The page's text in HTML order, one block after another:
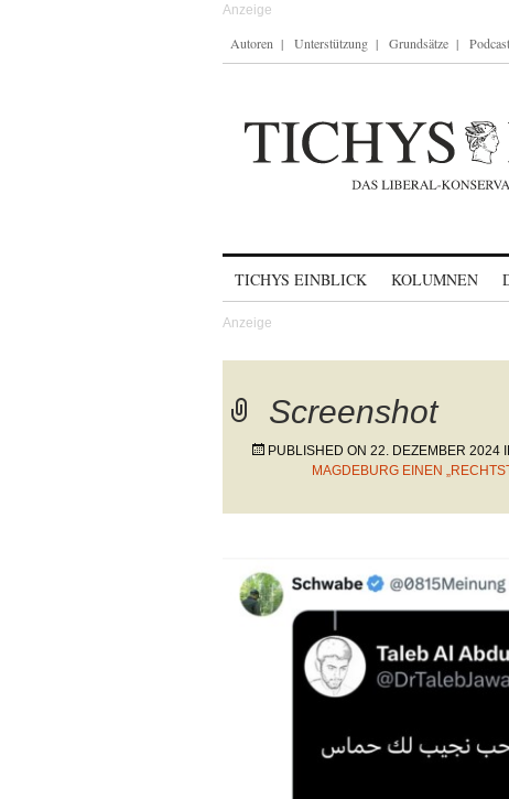
Autoren Unterstützung Grundsätze Podcast
TICHYS EINBLICK KOLUMNEN
Screenshot
PUBLISHED ON 22. DEZEMBER 2024
MAGDEBURG EINEN